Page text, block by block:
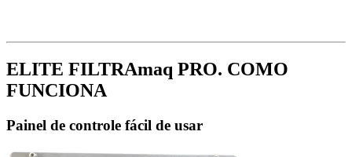
ELITE FILTRAmaq PRO. COMO
FUNCIONA
Painel de controle fácil de usar